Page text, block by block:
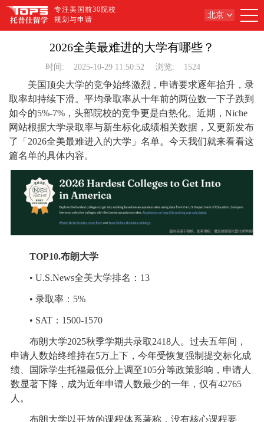
专注美国前30院校
规划与申请
北京
2026全美最难进的大学有哪些？
时间: 2025-10-29 11:50:52 浏览: 1524
美国顶尖大学的竞争始终激烈，申请要求逐年抬升，录
取率却持续下滑。平均录取率从十年前的两位数一下子跌到
如今的5%-7%，头部院校的竞争更是白热化。近期，Niche
网站根据大学录取率与新生标化成绩相关数据，又更新发布
了「2026全美最难进入的大学」名单。今天我们就来看看这
篇名单的具体内容。
TOP10.布朗大学
• U.S.News全美大学排名：13
• 录取率：5%
• SAT：1500-1570
布朗大学2025秋季学期共录取2418人。过去五年间，
申请人数始终维持在5万上下，今年受恢复强制提交标化成
绩、国际学生托福最低分上调至105分等政策影响，申请人
数显著下降，成为近年申请人数最少的一年，仅有42765
人。
布朗大学以开放的课程体系著称，没有核心课程要